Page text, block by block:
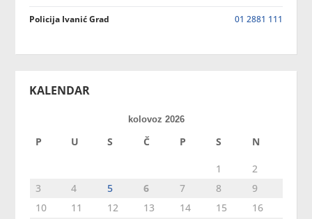
Policija Ivanić Grad 01 2881 111
KALENDAR
kolovoz 2026
P U S Č P S N
1
2
3
4 5 6 7 8
9
10
11 12 13 14 15
16